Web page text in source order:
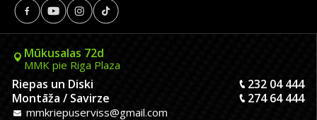
Mūkusalas 72d
MMK pie Riga Plaza
Riepas un Diski
232 04 444
Montāža / Savirze
274 64 444
mmkriepuserviss@gmail.com